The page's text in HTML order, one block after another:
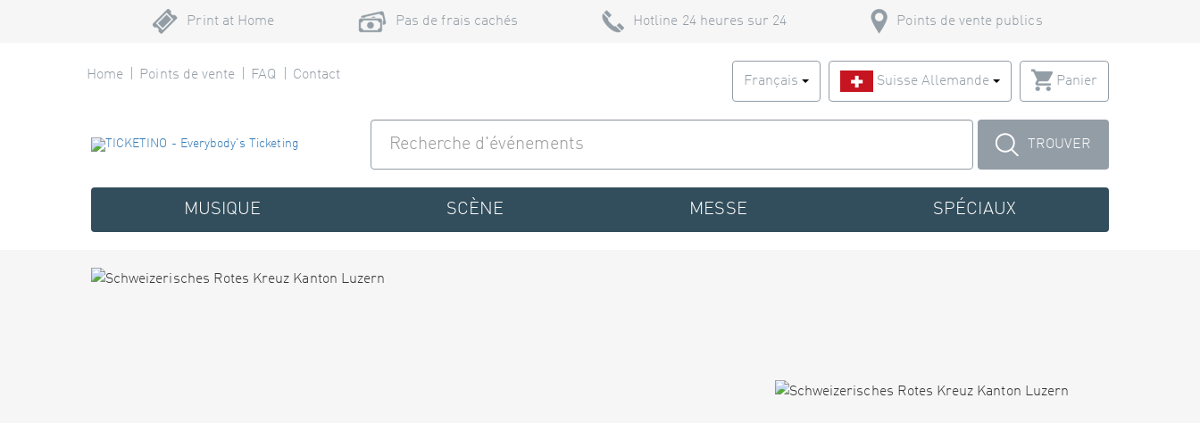
Print at Home Pas de frais cachés Hotline 24 heures sur 24 Points de vente publics
Home Points de vente FAQ Contact Français Suisse Allemande Panier
TROUVER
MUSIQUE SCÈNE MESSE SPÉCIAUX